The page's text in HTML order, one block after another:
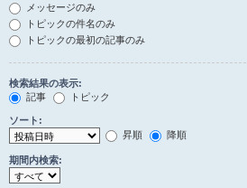
メッセージのみ
トピックの件名のみ
トピックの最初の記事のみ
検索結果の表示:
記事
トピック
ソート:
昇順
降順
期間内検索: